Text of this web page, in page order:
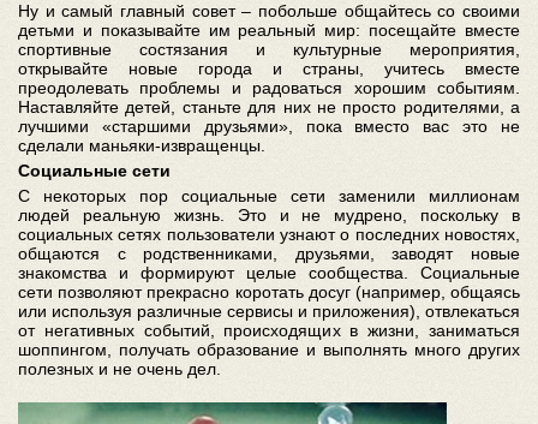
Ну и самый главный совет – побольше общайтесь со своими
детьми и показывайте им реальный мир: посещайте вместе
спортивные состязания и культурные мероприятия,
открывайте новые города и страны, учитесь вместе
преодолевать проблемы и радоваться хорошим событиям.
Наставляйте детей, станьте для них не просто родителями, а
лучшими «старшими друзьями», пока вместо вас это не
сделали маньяки-извращенцы.
Социальные сети
С некоторых пор социальные сети заменили миллионам
людей реальную жизнь. Это и не мудрено, поскольку в
социальных сетях пользователи узнают о последних новостях,
общаются с родственниками, друзьями, заводят новые
знакомства и формируют целые сообщества. Социальные
сети позволяют прекрасно коротать досуг (например, общаясь
или используя различные сервисы и приложения), отвлекаться
от негативных событий, происходящих в жизни, заниматься
шоппингом, получать образование и выполнять много других
полезных и не очень дел.